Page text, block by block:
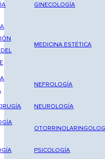
GINECOLOGÍA
MEDICINA ESTÉTICA
NEFROLOGÍA
NEUROLOGÍA
PSICOLOGÍA